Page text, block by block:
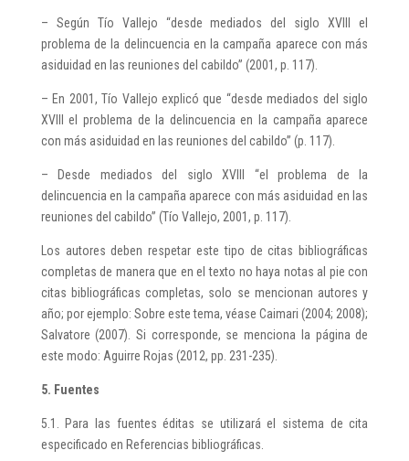
– Según Tío Vallejo “desde mediados del siglo XVIII el
problema de la delincuencia en la campaña aparece con más
asiduidad en las reuniones del cabildo” (2001, p. 117).
– En 2001, Tío Vallejo explicó que “desde mediados del siglo
XVIII el problema de la delincuencia en la campaña aparece
con más asiduidad en las reuniones del cabildo” (p. 117).
– Desde mediados del siglo XVIII “el problema de la
delincuencia en la campaña aparece con más asiduidad en las
reuniones del cabildo” (Tío Vallejo, 2001, p. 117).
Los autores deben respetar este tipo de citas bibliográficas
completas de manera que en el texto no haya notas al pie con
citas bibliográficas completas, solo se mencionan autores y
año; por ejemplo: Sobre este tema, véase Caimari (2004; 2008);
Salvatore (2007). Si corresponde, se menciona la página de
este modo: Aguirre Rojas (2012, pp. 231-235).
5. Fuentes
5.1. Para las fuentes éditas se utilizará el sistema de cita
especificado en Referencias bibliográficas.